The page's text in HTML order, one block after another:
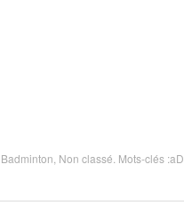
Non classé . Mots-clés :aD